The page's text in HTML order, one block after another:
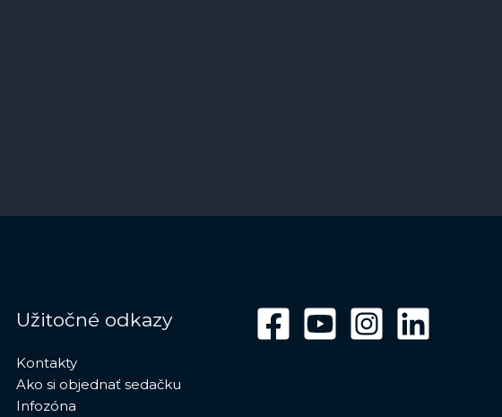
Užitočné odkazy
Kontakty
Ako si objednať sedačku
Infozóna